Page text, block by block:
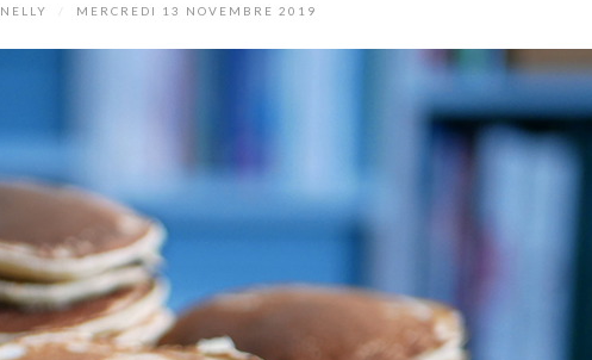
NELLY MERCREDI 13 NOVEMBRE 2019